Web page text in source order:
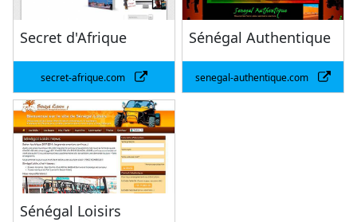
Secret d'Afrique
secret-afrique.com
Sénégal Authentique
senegal-authentique.com
Sénégal Loisirs